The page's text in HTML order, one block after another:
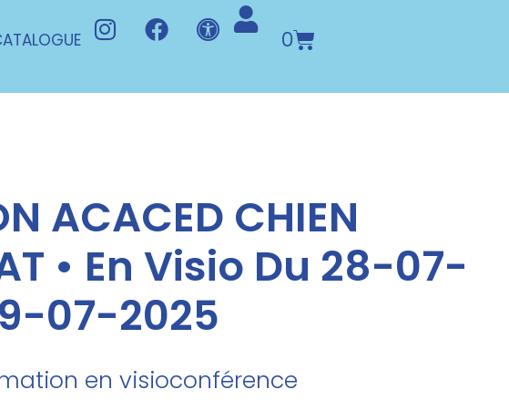
0
ACACED CHIEN
• En Visio Du 28-07-
07-2025
en visioconférence